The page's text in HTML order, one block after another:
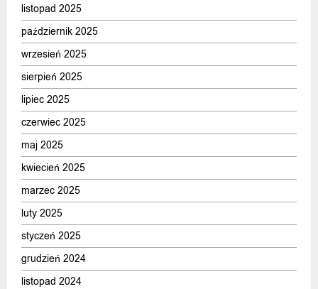
listopad 2025
październik 2025
wrzesień 2025
sierpień 2025
lipiec 2025
czerwiec 2025
maj 2025
kwiecień 2025
marzec 2025
luty 2025
styczeń 2025
grudzień 2024
listopad 2024